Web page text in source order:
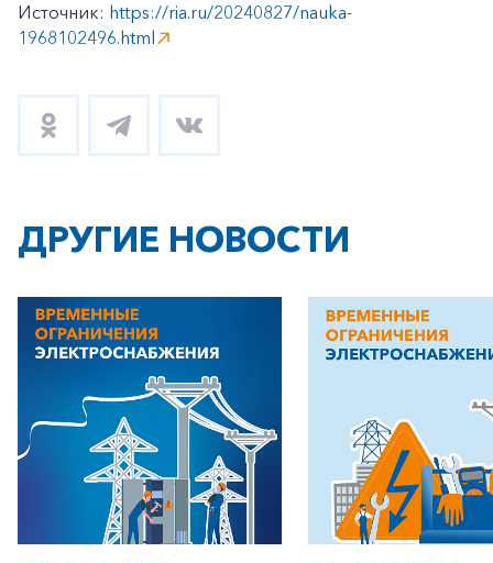
+7-800-700-24-57
Частным клиентам
Источник: https://ria.ru/20240827/nauka-
1968102496.html
ДРУГИЕ НОВОСТИ